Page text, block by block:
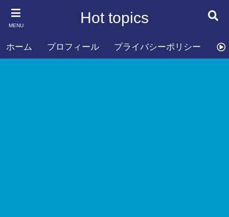
MENU Hot topics
ホーム プロフィール プライバシーポリシー お